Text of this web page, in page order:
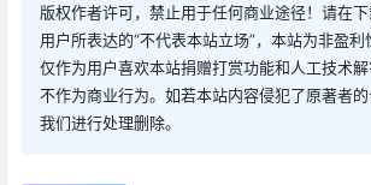
版权作者许可，禁止用于任何商业途径！请在下
用户所表达的“不代表本站立场”，本站为非盈
仅作为用户喜欢本站捐赠打赏功能和人工技术
不作为商业行为。如若本站内容侵犯了原著者
我们进行处理删除。